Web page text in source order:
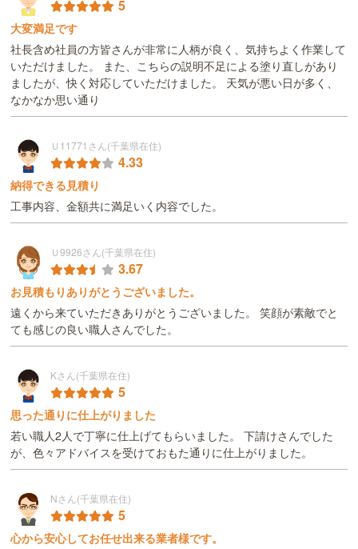
5
大変満足です
社長含め社員の方皆さんが非常に人柄が良く、気持ちよく作業して
いただけました。 また、こちらの説明不足による塗り直しがあり
ましたが、快く対応していただけました。 天気が悪い日が多く、
なかなか思い通り
Ｕ11771さん(千葉県在住)
4.33
納得できる見積り
工事内容、金額共に満足いく内容でした。
Ｕ9926さん(千葉県在住)
3.67
お見積もりありがとうございました。
遠くから来ていただきありがとうございました。 笑顔が素敵でと
ても感じの良い職人さんでした。
Kさん(千葉県在住)
5
思った通りに仕上がりました
若い職人2人で丁寧に仕上げてもらいました。 下請けさんでした
が、色々アドバイスを受けておもた通りに仕上がりました。
Nさん(千葉県在住)
5
心から安心してお任せ出来る業者様です。